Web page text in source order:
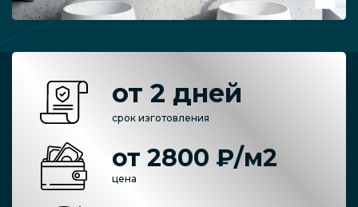
от 2 дней
срок изготовления
от 2800 ₽/м2
цена